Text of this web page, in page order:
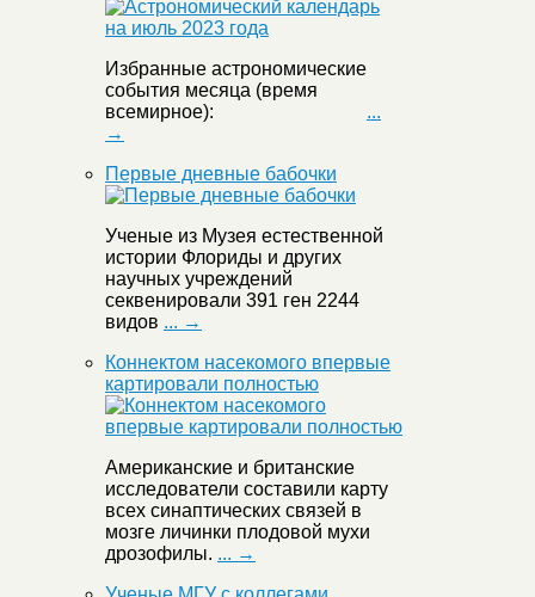
Избранные астрономические
события месяца (время
всемирное): ...
→
Первые дневные бабочки
Ученые из Музея естественной
истории Флориды и других
научных учреждений
секвенировали 391 ген 2244
видов ... →
Коннектом насекомого впервые
картировали полностью
Американские и британские
исследователи составили карту
всех синаптических связей в
мозге личинки плодовой мухи
дрозофилы. ... →